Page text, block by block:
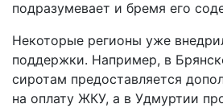
подразумевает и бремя его
Некоторые регионы уже
поддержки. Например, в
сиротам предоставляется
на оплату ЖКУ, а в Удмуртии